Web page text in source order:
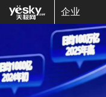
企业